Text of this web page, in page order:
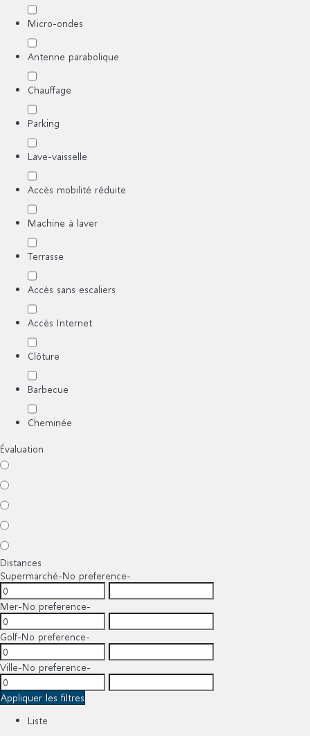
Micro-ondes
Antenne parabolique
Chauffage
Parking
Lave-vaisselle
Accès mobilité réduite
Machine à laver
Terrasse
Accès sans escaliers
Accès Internet
Clôture
Barbecue
Cheminée
Évaluation
Distances
Supermarché-No preference-
Mer-No preference-
Golf-No preference-
Ville-No preference-
Appliquer les filtres
Liste